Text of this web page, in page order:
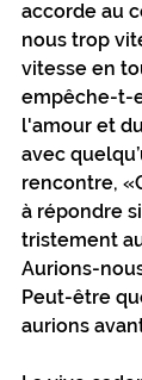
accorde au
nous trop
vitesse en
empêche-t-
l'amour et
avec
rencontre,
à répondre
tristement
Aurions-
Peut-être
aurions